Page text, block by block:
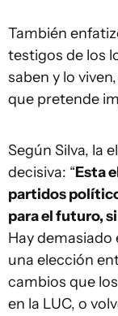
También
testigos de los
saben y lo
que pretende
Según Silva, la
decisiva: “Esta
partidos
para el futuro,
Hay demasiado
una elección
cambios que
en la LUC, o